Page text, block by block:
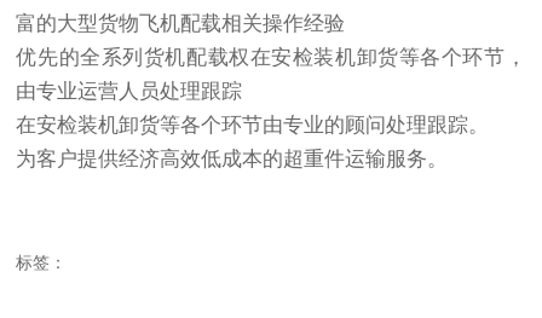
富的大型货物飞机配载相关操作经验
优先的全系列货机配载权在安检装机卸货等各个环节，
由专业运营人员处理跟踪
在安检装机卸货等各个环节由专业的顾问处理跟踪。
为客户提供经济高效低成本的超重件运输服务。
标签：